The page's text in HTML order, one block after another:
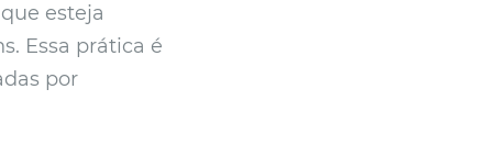
esteja
Essa prática é
por